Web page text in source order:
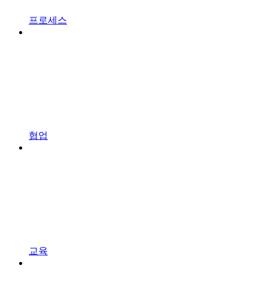
프로세스
협업
교육